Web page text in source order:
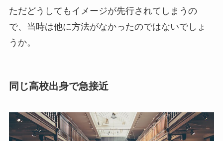
ただどうしてもイメージが先行されてしまうの
で、当時は他に方法がなかったのではないでしょ
うか。
同じ高校出身で急接近